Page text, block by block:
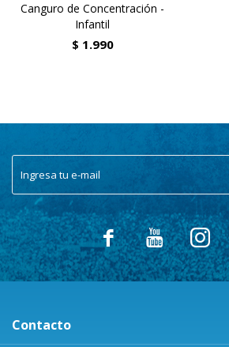
Canguro de Concentración -
Infantil
$ 1.990
  
Contacto